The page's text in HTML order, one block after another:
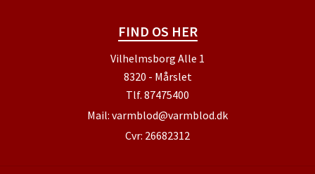
FIND OS HER
Vilhelmsborg Alle 1
8320 - Mårslet
Tlf. 87475400
Mail: varmblod@varmblod.dk
Cvr: 26682312